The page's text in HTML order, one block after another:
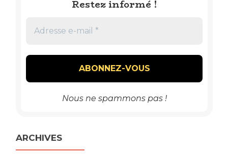
Restez informé !
Nous ne spammons pas !
ARCHIVES